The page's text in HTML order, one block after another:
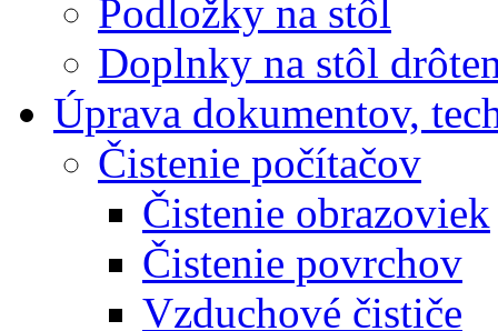
Podložky na stôl
Doplnky na stôl
Úprava dokumentov,
Čistenie počítačov
Čistenie obrazoviek
Čistenie povrchov
Vzduchové čističe